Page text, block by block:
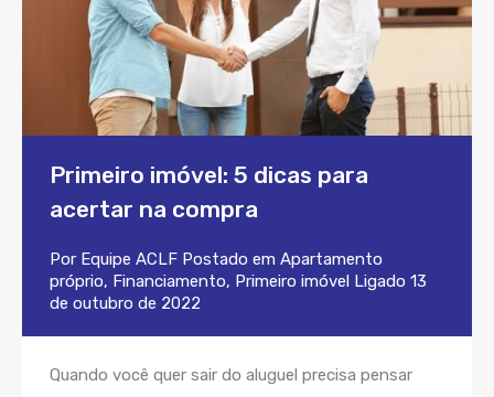
Primeiro imóvel: 5 dicas para
acertar na compra
Por Equipe ACLF Postado em Apartamento
próprio, Financiamento, Primeiro imóvel Ligado 13
de outubro de 2022
Quando você quer sair do aluguel precisa pensar